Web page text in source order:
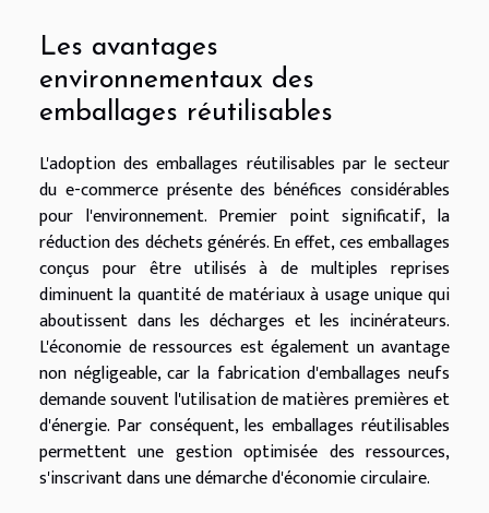
Les avantages
environnementaux des
emballages réutilisables
L'adoption des emballages réutilisables par le secteur
du e-commerce présente des bénéfices considérables
pour l'environnement. Premier point significatif, la
réduction des déchets générés. En effet, ces emballages
conçus pour être utilisés à de multiples reprises
diminuent la quantité de matériaux à usage unique qui
aboutissent dans les décharges et les incinérateurs.
L'économie de ressources est également un avantage
non négligeable, car la fabrication d'emballages neufs
demande souvent l'utilisation de matières premières et
d'énergie. Par conséquent, les emballages réutilisables
permettent une gestion optimisée des ressources,
s'inscrivant dans une démarche d'économie circulaire.